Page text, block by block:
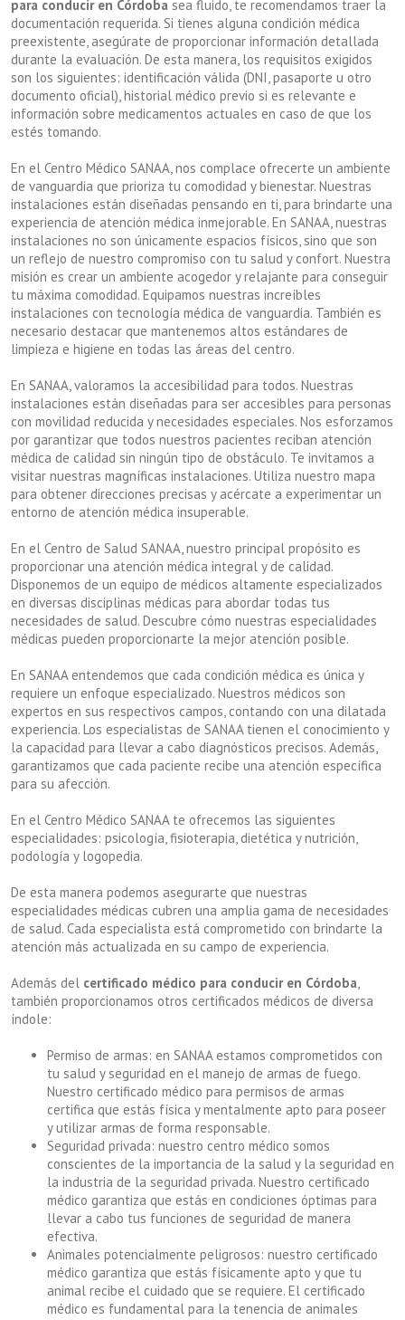
para conducir en Córdoba sea fluido, te recomendamos traer la
documentación requerida. Si tienes alguna condición médica
preexistente, asegúrate de proporcionar información detallada
durante la evaluación. De esta manera, los requisitos exigidos
son los siguientes: identificación válida (DNI, pasaporte u otro
documento oficial), historial médico previo si es relevante e
información sobre medicamentos actuales en caso de que los
estés tomando.
En el Centro Médico SANAA, nos complace ofrecerte un ambiente
de vanguardia que prioriza tu comodidad y bienestar. Nuestras
instalaciones están diseñadas pensando en ti, para brindarte una
experiencia de atención médica inmejorable. En SANAA, nuestras
instalaciones no son únicamente espacios físicos, sino que son
un reflejo de nuestro compromiso con tu salud y confort. Nuestra
misión es crear un ambiente acogedor y relajante para conseguir
tu máxima comodidad. Equipamos nuestras increíbles
instalaciones con tecnología médica de vanguardia. También es
necesario destacar que mantenemos altos estándares de
limpieza e higiene en todas las áreas del centro.
En SANAA, valoramos la accesibilidad para todos. Nuestras
instalaciones están diseñadas para ser accesibles para personas
con movilidad reducida y necesidades especiales. Nos esforzamos
por garantizar que todos nuestros pacientes reciban atención
médica de calidad sin ningún tipo de obstáculo. Te invitamos a
visitar nuestras magníficas instalaciones. Utiliza nuestro mapa
para obtener direcciones precisas y acércate a experimentar un
entorno de atención médica insuperable.
En el Centro de Salud SANAA, nuestro principal propósito es
proporcionar una atención médica integral y de calidad.
Disponemos de un equipo de médicos altamente especializados
en diversas disciplinas médicas para abordar todas tus
necesidades de salud. Descubre cómo nuestras especialidades
médicas pueden proporcionarte la mejor atención posible.
En SANAA entendemos que cada condición médica es única y
requiere un enfoque especializado. Nuestros médicos son
expertos en sus respectivos campos, contando con una dilatada
experiencia. Los especialistas de SANAA tienen el conocimiento y
la capacidad para llevar a cabo diagnósticos precisos. Además,
garantizamos que cada paciente recibe una atención específica
para su afección.
En el Centro Médico SANAA te ofrecemos las siguientes
especialidades: psicología, fisioterapia, dietética y nutrición,
podología y logopedia.
De esta manera podemos asegurarte que nuestras
especialidades médicas cubren una amplia gama de necesidades
de salud. Cada especialista está comprometido con brindarte la
atención más actualizada en su campo de experiencia.
Además del certificado médico para conducir en Córdoba
también proporcionamos otros certificados médicos de diversa
índole:
Permiso de armas: en SANAA estamos comprometidos con
tu salud y seguridad en el manejo de armas de fuego.
Nuestro certificado médico para permisos de armas
certifica que estás física y mentalmente apto para poseer
y utilizar armas de forma responsable.
Seguridad privada: nuestro centro médico somos
conscientes de la importancia de la salud y la seguridad en
la industria de la seguridad privada. Nuestro certificado
médico garantiza que estás en condiciones óptimas para
llevar a cabo tus funciones de seguridad de manera
efectiva.
Animales potencialmente peligrosos: nuestro certificado
médico garantiza que estás físicamente apto y que tu
animal recibe el cuidado que se requiere. El certificado
médico es fundamental para la tenencia de animales